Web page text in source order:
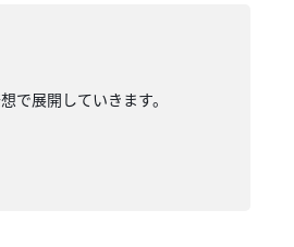
で展開していきます。